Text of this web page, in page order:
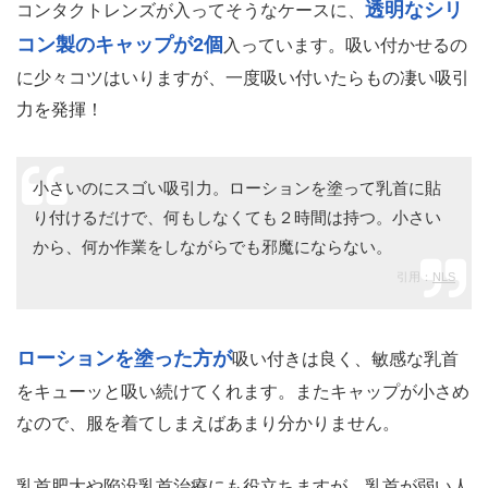
コンタクトレンズが入ってそうなケースに、 透明なシリ
コン製のキャップが2個 入っています。吸い付かせるの
に少々コツはいりますが、一度吸い付いたらもの凄い吸引
力を発揮！
小さいのにスゴい吸引力。ローションを塗って乳首に貼
り付けるだけで、何もしなくても２時間は持つ。小さい
から、何か作業をしながらでも邪魔にならない。
引用： NLS
ローションを塗った方が吸い付きは良く、敏感な乳首
をキューッと吸い続けてくれます。またキャップが小さめ
なので、服を着てしまえばあまり分かりません。